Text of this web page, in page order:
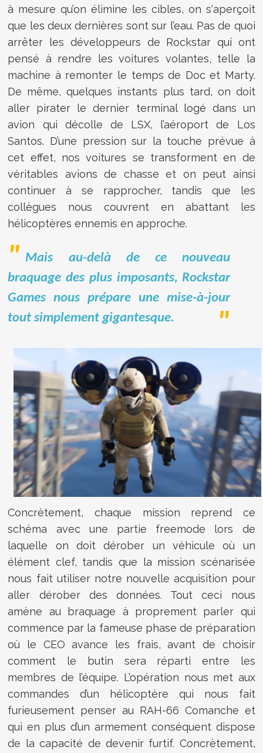
à mesure qu’on élimine les cibles, on s‘aperçoit
que les deux dernières sont sur l’eau. Pas de quoi
arrêter les développeurs de Rockstar qui ont
pensé à rendre les voitures volantes, telle la
machine à remonter le temps de Doc et Marty.
De même, quelques instants plus tard, on doit
aller pirater le dernier terminal logé dans un
avion qui décolle de LSX, l’aéroport de Los
Santos. D’une pression sur la touche prévue à
cet effet, nos voitures se transforment en de
véritables avions de chasse et on peut ainsi
continuer à se rapprocher, tandis que les
collègues nous couvrent en abattant les
hélicoptères ennemis en approche.
Mais au-delà de ce nouveau
braquage des plus imposants, Rockstar
Games nous prépare une mise-à-jour
tout simplement gigantesque.
Concrètement, chaque mission reprend ce
schéma avec une partie freemode lors de
laquelle on doit dérober un véhicule où un
élément clef, tandis que la mission scénarisée
nous fait utiliser notre nouvelle acquisition pour
aller dérober des données. Tout ceci nous
amène au braquage à proprement parler qui
commence par la fameuse phase de préparation
où le CEO avance les frais, avant de choisir
comment le butin sera réparti entre les
membres de l’équipe. L’opération nous met aux
commandes d’un hélicoptère qui nous fait
furieusement penser au RAH-66 Comanche et
qui en plus d’un armement conséquent dispose
de la capacité de devenir furtif. Concrètement,